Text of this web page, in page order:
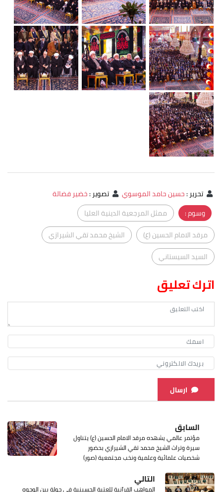
تحرير:حسين حامد الموسوي تصوير:خضير فضالة
وسوم :
ممثل المرجعية الدينية العليا
مرقد الامام الحسين (ع)
الشيخ محمد تقي الشيرازي
السيد السيستاني
اترك تعليق
ارسال
السابق
مؤتمر عالمي يشهده مرقد الامام الحسين (ع) يتناول
سيرة وتراث الشيخ محمد تقي الشيرازي بحضور
شخصيات علمائية وعلمية ونخب مجتمعية (صور)
التالي
المواهب القرآنية للعتبة الحسينية في جولة بين الوجوه